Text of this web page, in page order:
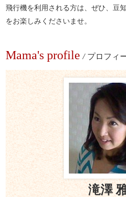
飛行機を利用される方は、ぜひ、豆
をお楽しみくださいませ。
Mama's profile / プロフィ
滝澤